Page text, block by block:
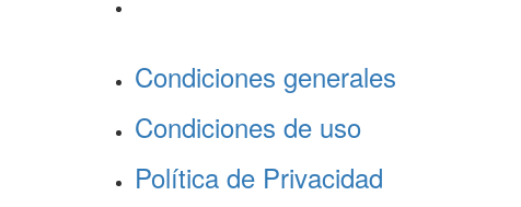
Condiciones generales
Condiciones de uso
Política de Privacidad